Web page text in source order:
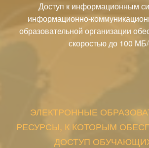
Столовая
Доступ к информационным
информационно-
образовательной организации
скоростью до 100
ЭЛЕКТРОННЫЕ
РЕСУРСЫ, К КОТОРЫМ
ДОСТУП